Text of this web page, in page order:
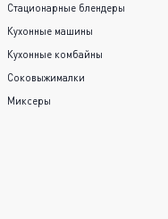
Стационарные блендеры
Кухонные машины
Кухонные комбайны
Соковыжималки
Миксеры